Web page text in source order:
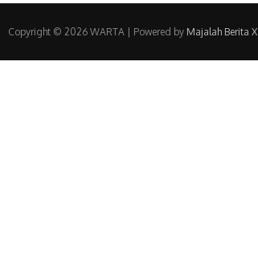
Copyright © 2026 WARTA | Powered by Majalah Berita X